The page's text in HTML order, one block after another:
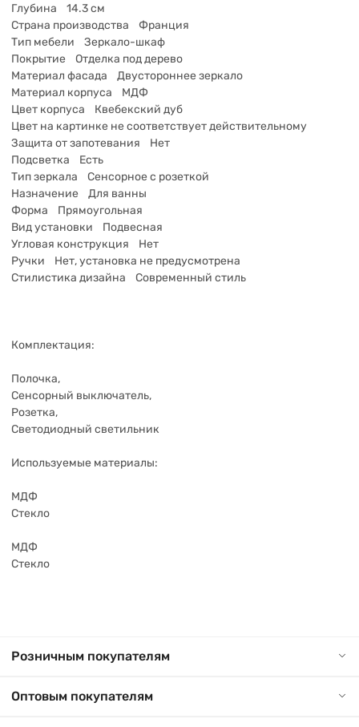
Глубина 14.3 см
Страна производства Франция
Тип мебели Зеркало-шкаф
Покрытие Отделка под дерево
Материал фасада Двустороннее зеркало
Материал корпуса МДФ
Цвет корпуса Квебекский дуб
Цвет на картинке не соответствует действительному
Защита от запотевания Нет
Подсветка Есть
Тип зеркала Сенсорное с розеткой
Назначение Для ванны
Форма Прямоугольная
Вид установки Подвесная
Угловая конструкция Нет
Ручки Нет, установка не предусмотрена
Стилистика дизайна Современный стиль
Комплектация:
Полочка,
Сенсорный выключатель,
Розетка,
Светодиодный светильник
Используемые материалы:
МДФ
Стекло
МДФ
Стекло
Розничным покупателям
Оптовым покупателям